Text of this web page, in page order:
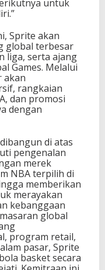
untuk
Sprite akan
global terbesar
liga, serta ajang
Games. Melalui
akan
rangkaian
dan promosi
dengan
di atas
pengenalan
merek
NBA terpilih di
memberikan
merayakan
kebanggaan
global
program retail,
pasar, Sprite
basket secara